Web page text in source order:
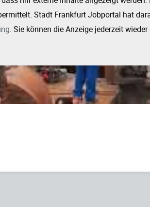
Stadt Frankfurt Jobportal hat
. Sie können die Anzeige jederzeit